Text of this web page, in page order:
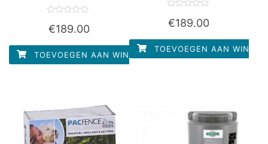
0
5
€189.00
TOEVOEGEN AAN WINKELWAGEN
0
5
€189.00
TOEVOEGEN AAN